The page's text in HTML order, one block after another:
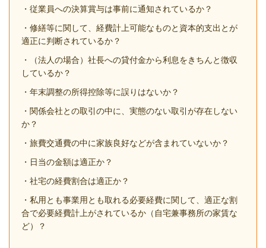
・従業員への決算賞与は事前に通知されているか？
・修繕等に関して、経費計上可能なものと資本的支出とが
適正に判断されているか？
・（法人の場合）社長への貸付金から利息をきちんと徴収
しているか？
・年末調整の所得控除等に誤りはないか？
・関係会社との取引の中に、実態のない取引が存在しない
か？
・旅費交通費の中に家族良好などが含まれていないか？
・日当の金額は適正か？
・社宅の経費割合は適正か？
・私用とも事業用とも取れる必要経費に関して、適正な割
合で必要経費計上がされているか（自宅兼事務所の家賃な
ど）？